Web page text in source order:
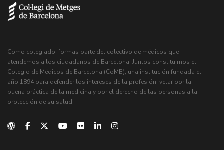
Como colegiado, formas parte del colectivo de médicos que
atendemos a los ciudadanos de Barcelona. Juntos constituimos el
Colegio de Médicos de Barcelona (CoMB), una institución fundada el
año 1894 para defender los intereses de la profesión, velar por la
buena práctica de la medicina y por el derecho de las personas a la
protección de su salud.